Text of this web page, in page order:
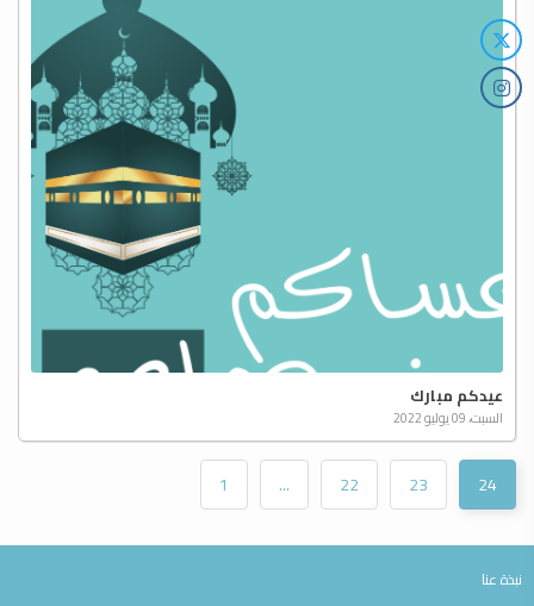
عيدكم مبارك
السبت، 09 يوليو 2022
1 ... 22 23 24
نبذة عنا